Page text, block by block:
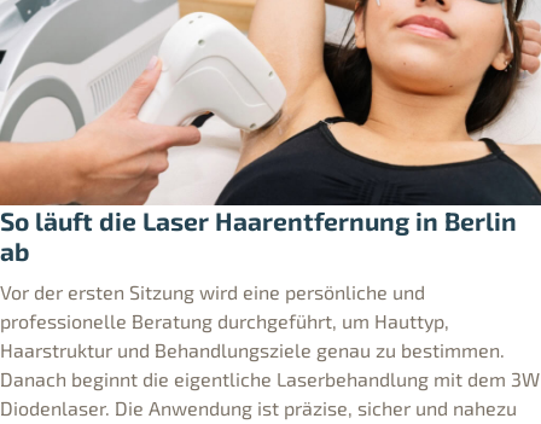
So läuft die Laser Haarentfernung in Berlin
ab
Vor der ersten Sitzung wird eine persönliche und
professionelle Beratung durchgeführt, um Hauttyp,
Haarstruktur und Behandlungsziele genau zu bestimmen.
Danach beginnt die eigentliche Laserbehandlung mit dem 3W
Diodenlaser. Die Anwendung ist präzise, sicher und nahezu